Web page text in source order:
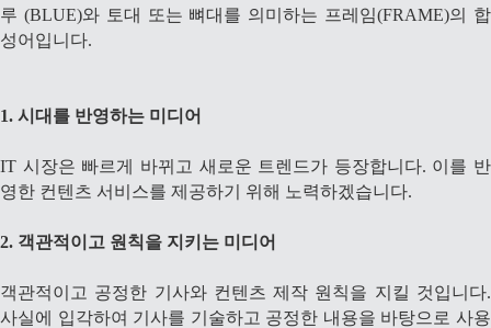
루 (BLUE)와 토대 또는 뼈대를 의미하는 프레임(FRAME)의 합
성어입니다.
1. 시대를 반영하는 미디어
IT 시장은 빠르게 바뀌고 새로운 트렌드가 등장합니다. 이를 반
영한 컨텐츠 서비스를 제공하기 위해 노력하겠습니다.
2. 객관적이고 원칙을 지키는 미디어
객관적이고 공정한 기사와 컨텐츠 제작 원칙을 지킬 것입니다.
사실에 입각하여 기사를 기술하고 공정한 내용을 바탕으로 사용